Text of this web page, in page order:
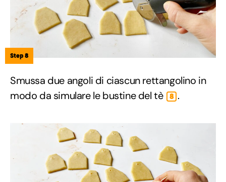
Step 8
Smussa due angoli di ciascun rettangolino in
modo da simulare le bustine del tè
8 .